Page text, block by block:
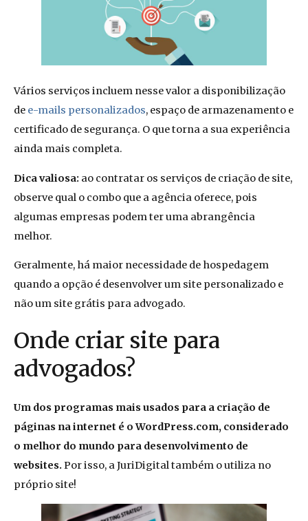
Vários serviços incluem nesse valor a disponibilização
de e-mails personalizados, espaço de armazenamento e
certificado de segurança. O que torna a sua experiência
ainda mais completa.
Dica valiosa: ao contratar os serviços de criação de site,
observe qual o combo que a agência oferece, pois
algumas empresas podem ter uma abrangência
melhor.
Geralmente, há maior necessidade de hospedagem
quando a opção é desenvolver um site personalizado e
não um site grátis para advogado.
Onde criar site para
advogados?
Um dos programas mais usados para a criação de
páginas na internet é o WordPress.com, considerado
o melhor do mundo para desenvolvimento de
websites.Por isso, a JuriDigital também o utiliza no
próprio site!